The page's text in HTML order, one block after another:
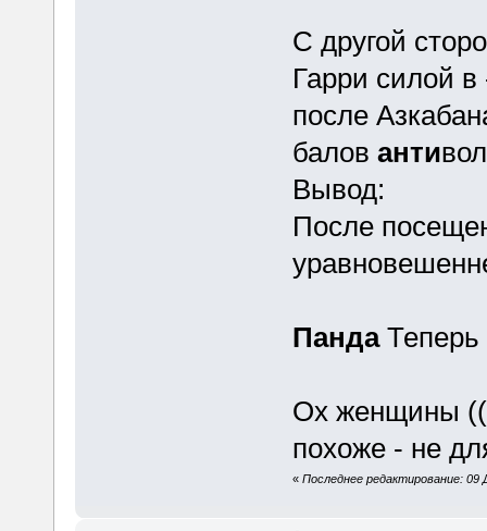
С другой
Гарри силой
после
балов анти
Вывод:
После
ПандаТеперь
Ох женщины
похоже - не
« Последнее редактирование: 09